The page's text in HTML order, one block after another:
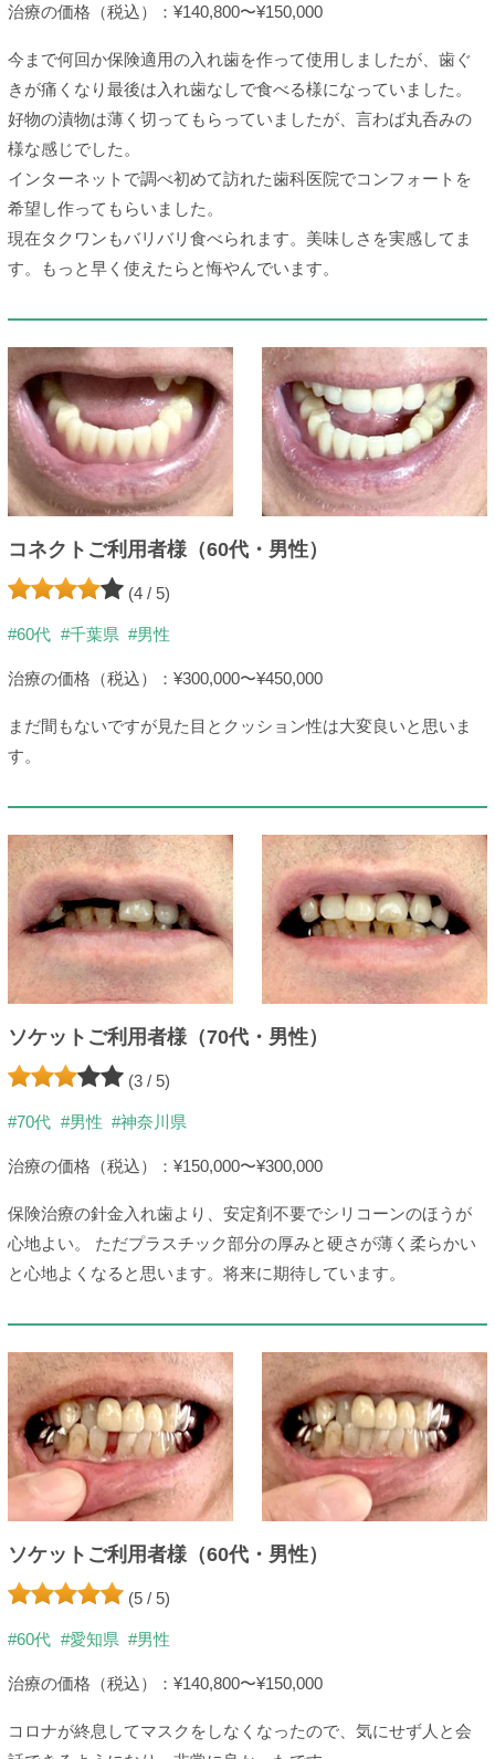
治療の価格（税込）：¥140,800〜¥150,000
今まで何回か保険適用の入れ歯を作って使用しましたが、歯ぐ
きが痛くなり最後は入れ歯なしで食べる様になっていました。
好物の漬物は薄く切ってもらっていましたが、言わば丸呑みの
様な感じでした。
インターネットで調べ初めて訪れた歯科医院でコンフォートを
希望し作ってもらいました。
現在タクワンもバリバリ食べられます。美味しさを実感してま
す。もっと早く使えたらと悔やんでいます。
コネクトご利用者様（60代・男性）
(4 / 5)
#60代 #千葉県 #男性
治療の価格（税込）：¥300,000〜¥450,000
まだ間もないですが見た目とクッション性は大変良いと思いま
す。
ソケットご利用者様（70代・男性）
(3 / 5)
#70代 #男性 #神奈川県
治療の価格（税込）：¥150,000〜¥300,000
保険治療の針金入れ歯より、安定剤不要でシリコーンのほうが
心地よい。 ただプラスチック部分の厚みと硬さが薄く柔らかい
と心地よくなると思います。将来に期待しています。
ソケットご利用者様（60代・男性）
(5 / 5)
#60代 #愛知県 #男性
治療の価格（税込）：¥140,800〜¥150,000
コロナが終息してマスクをしなくなったので、気にせず人と会